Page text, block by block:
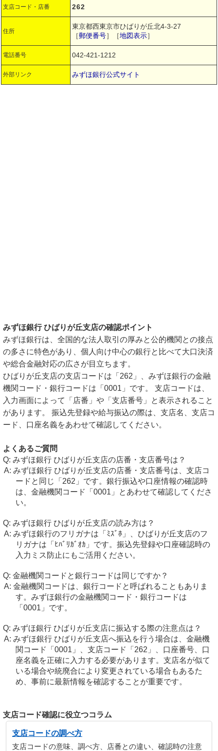
支店コード・店番 262
住所
東京都西東京市ひばりが丘北4-3-27
［郵便番号］［地図表示］
電話番号 042-421-1212
外部リンク みずほ銀行公式サイト
みずほ銀行 ひばりが丘支店の確認ポイント
みずほ銀行は、全国的な法人取引の厚みと公的機関との接点
の多さに特色があり、個人向け中心の銀行と比べて大口決済
や総合金融対応の広さが目立ちます。
ひばりが丘支店の支店コードは「262」、みずほ銀行の金融
機関コード・銀行コードは「0001」です。 支店コードは、
入力画面によって「店番」や「支店番号」と表示されること
があります。 振込先登録や給与振込の際は、支店名、支店コ
ード、口座名義をあわせて確認してください。
よくあるご質問
みずほ銀行 ひばりが丘支店の店番・支店番号は？
みずほ銀行 ひばりが丘支店の店番・支店番号は、支店コ
ードと同じ「262」です。銀行振込や口座情報の確認時
は、金融機関コード「0001」とあわせて確認してくださ
い。
みずほ銀行 ひばりが丘支店の読み方は？
みずほ銀行のフリガナは「ﾐｽﾞﾎ」、ひばりが丘支店のフ
リガナは「ﾋﾊﾞﾘｶﾞｵｶ」です。振込先登録や口座確認時の
入力ミス防止にもご活用ください。
金融機関コードと銀行コードは同じですか？
金融機関コードは、銀行コードと呼ばれることもありま
す。みずほ銀行の金融機関コード・銀行コードは
「0001」です。
みずほ銀行 ひばりが丘支店に振込する際の注意点は？
みずほ銀行 ひばりが丘支店へ振込を行う場合は、金融機
関コード「0001」、支店コード「262」、口座番号、口
座名義を正確に入力する必要があります。支店名が似て
いる場合や統廃合により変更されている場合もあるた
め、事前に最新情報を確認することが重要です。
支店コード確認に役立つコラム
支店コードの調べ方
支店コードの意味、調べ方、店番との違い、確認時の注意